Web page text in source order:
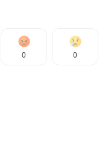
0 0